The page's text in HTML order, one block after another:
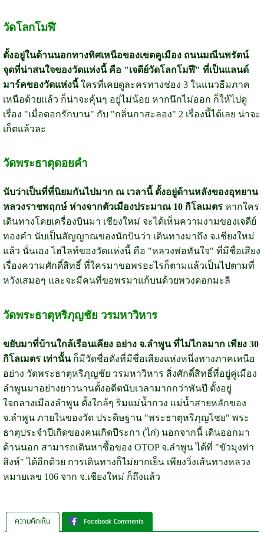
วัดโลกโมฬี
ตั้งอยู่ในด้านนอกทางทิศเหนือของเขตคูเมือง ถนนมณีนพรัตน์
จุดที่น่าสนใจของวัดแห่งนี้ คือ "เจดีย์วัดโลกโมฬี" ที่เป็นแลนด์
มาร์คของวัดแห่งนี้ใครที่เคยดูละครทางช่อง 3 ในแนวธีมภาค
เหนือด้วยแล้ว ก็น่าจะคุ้นๆ อยู่ไม่น้อย หากนึกไม่ออก ก็ให้ไปดู
เรื่อง "เมื่อดอกรักบาน" กับ "กลิ่นกาสะลอง" 2 เรื่องนี้ได้เลย น่าจะ
เก็ตแล้วละ
วัดพระธาตุดอยคำ
นับว่าเป็นที่ที่นิยมกันไปมาก ณ เวลานี้ ตั้งอยู่ด้านหลังของอุทยาน
หลวงราชพฤกษ์ ห่างจากตัวเมืองประมาณ 10 กิโลเมตรหากใคร
เดินทางโดยเครื่องบินมา เชียงใหม่ จะได้เห็นความงามของเจดีย์
ทองคำ นับเป็นสัญญาณของนักบินว่า เดินทางมาถึง จ.เชียงใหม่
แล้ว นั่นเอง ไฮไลท์ของวัดแห่งนี้ คือ "หลวงพ่อทันใจ" ที่มีชื่อเสียง
เรื่องความศักดิ์สิทธิ์ ที่ใครมาขอพรอะไรก็ตามแล้วเป็นไปตามที่
หวังเสมอๆ และจะมีคนที่ขอพรมาแก้บนด้วยพวงดอกมะลิ
วัดพระธาตุหริภุญชัย วรมหาวิหาร
ขยับมาที่บ้านใกล้เรือนเคียง อย่าง จ.ลำพูน ที่ไม่ไกลมาก เพียง 30
กิโลเมตร เท่านั้นก็มีวัดชื่อดังที่มีชื่อเสียงแห่งหนึ่งทางภาคเหนือ
อย่าง วัดพระธาตุหริภุญชัย วรมหาวิหาร สิ่งศักดิ์สิทธิ์ที่อยู่คู่เมือง
ลำพูนมาอย่างยาวนานตั้งอดีตนับเวลามากกว่าพันปี ตั้งอยู่
ใจกลางเมืองลำพูน ตั้งใกล้ๆ ริมแม่น้ำกวง แม่น้ำสายหลักของ
จ.ลำพูน ภายในของวัด ประดิษฐาน "พระธาตุหริภุญไชย" พระ
ธาตุประจำปีเกิดของคนเกิดปีระกา (ไก่) นอกจากนี้ เดินออกมา
ด้านนอก สามารถเดินหาซื้อของ OTOP จ.ลำพูน ได้ที่ "ขัวมุงท่า
สิงห์" ได้อีกด้วย การเดินทางก็ไม่ยากเย็น เพียงวิ่งเส้นทางหลวง
หมายเลข 106 จาก จ.เชียงใหม่ ก็ถึงแล้ว
ความคิดเห็น Facebook Comments